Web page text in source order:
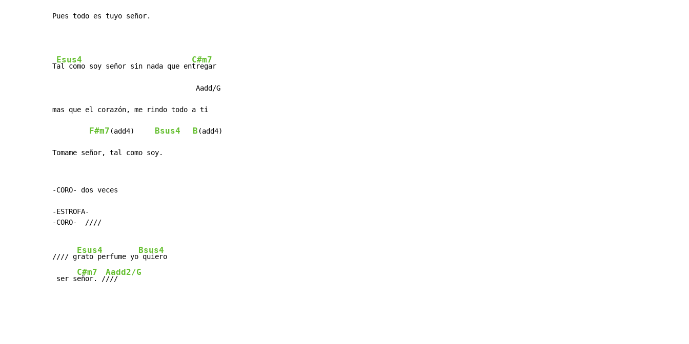
Pues todo es tuyo señor.
T
Esus4
al como soy señor sin nada que en
C#m7
tregar
                                   Aadd/G
mas que el corazón, me rindo todo a ti
F#m7 (add4) Bsus4 B (add4)
Tomame señor, tal como soy.
-CORO- dos veces
-ESTROFA-
-CORO-  ////
//// g
Esus4
rato perfume yo
Bsus4
quiero
ser s
C#m7
eñor. /
Aadd2/G
///